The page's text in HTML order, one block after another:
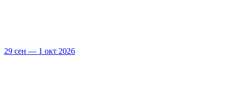
29 сен — 1 окт 2026